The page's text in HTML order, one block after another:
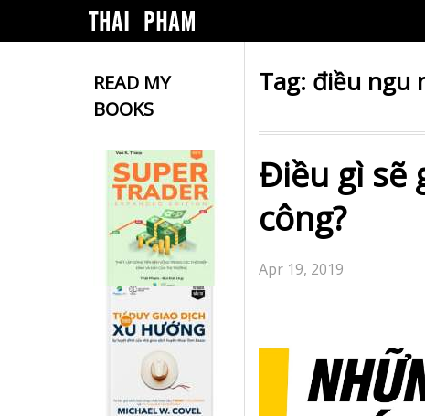
READ MY
BOOKS
Tag: điều ngu
Điều gì sẽ
công?
Apr 19, 2019